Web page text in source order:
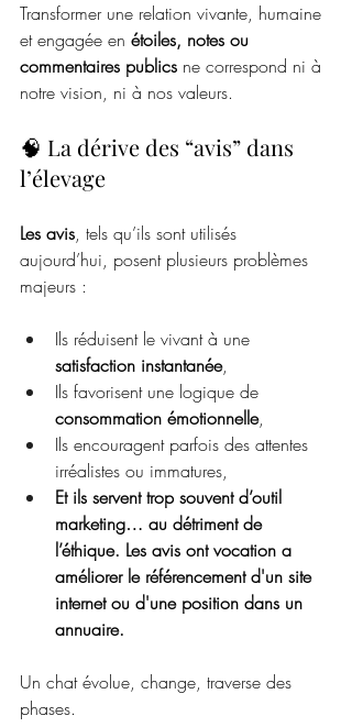
Transformer une relation vivante, humaine
et engagée en étoiles, notes ou
commentaires publics ne correspond ni à
notre vision, ni à nos valeurs.
🧠 La dérive des “avis” dans
l’élevage
Les avis, tels qu’ils sont utilisés
aujourd’hui, posent plusieurs problèmes
majeurs :
Ils réduisent le vivant à une
satisfaction instantanée,
Ils favorisent une logique de
consommation émotionnelle,
Ils encouragent parfois des attentes
irréalistes ou immatures,
Et ils servent trop souvent d’outil
marketing… au détriment de
l’éthique. Les avis ont vocation a
améliorer le référencement d'un site
internet ou d'une position dans un
annuaire.
Un chat évolue, change, traverse des
phases.